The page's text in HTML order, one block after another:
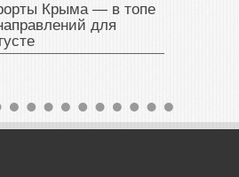
Крыма — в топе
для